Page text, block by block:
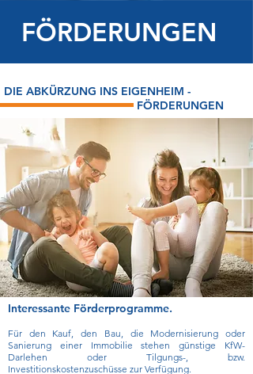
FÖRDERUNGEN
DIE ABKÜRZUNG INS EIGENHEIM -
FÖRDERUNGEN
Interessante Förderprogramme.
Für den Kauf, den Bau, die Modernisierung oder
Sanierung einer Immobilie stehen günstige KfW-
Darlehen oder Tilgungs-, bzw.
Investitionskostenzuschüsse zur Verfügung.